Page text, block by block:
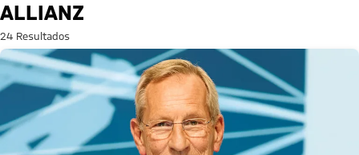
Búsqueda: Allianz
ALLIANZ
24 Resultados